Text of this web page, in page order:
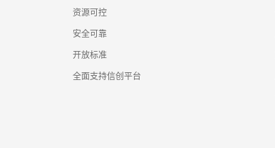
资源可控
安全可靠
开放标准
全面支持信创平台